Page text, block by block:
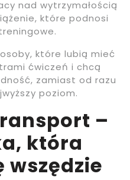
nad wytrzymałością
które podnosi
które lubią mieć
ćwiczeń i chcą
zamiast od razu
poziom.
–
która
wszędzie